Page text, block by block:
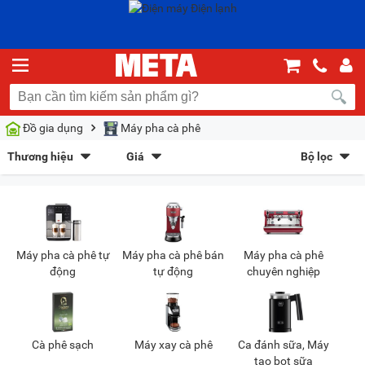
Đồ gia dụng Máy pha cà phê
Thương hiệu
Zamboo(7)
Bear(3)
Kaiyo(2)
P-Emic (5) Lamvita(13)
Giá
Sắp xếp theo
Bán chạy nhất Giá tăng dần Giá giảm dần Giảm giá
Mới nhất META gợi ý
Kiểu hiển thị
Dạng lưới
Chọn khoảng giá
Bộ lọc
Máy pha cà phê tự
động
Máy pha cà phê bán
tự động
Máy pha cà phê
chuyên nghiệp
Cà phê sạch Máy xay cà phê
Ca đánh sữa, Máy
tạo bọt sữa